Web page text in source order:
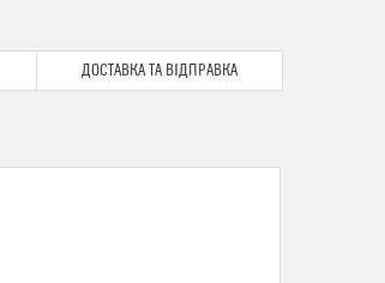
ДОСТАВКА ТА ВІДПРАВКА